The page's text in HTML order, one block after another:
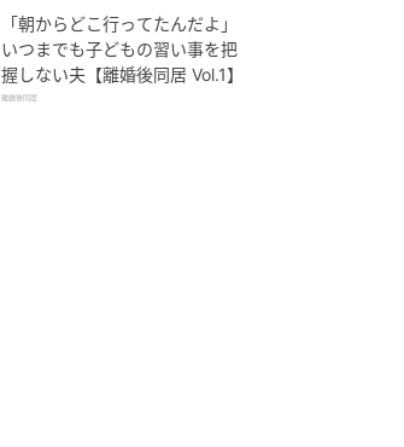
「朝からどこ行ってたんだよ」
いつまでも子どもの習い事を把
握しない夫【離婚後同居 Vol.1】
離婚後同居